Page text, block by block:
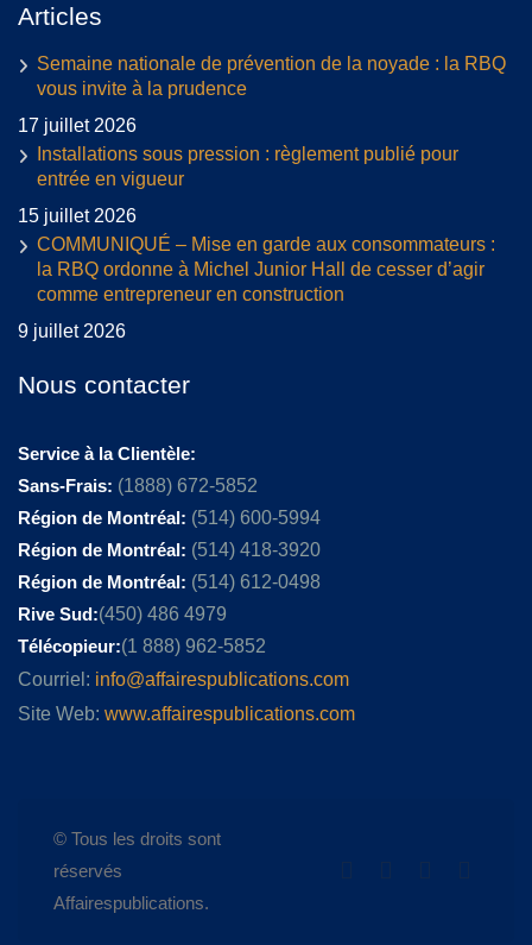
Articles
Semaine nationale de prévention de la noyade : la RBQ
vous invite à la prudence
17 juillet 2026
Installations sous pression : règlement publié pour
entrée en vigueur
15 juillet 2026
COMMUNIQUÉ – Mise en garde aux consommateurs :
la RBQ ordonne à Michel Junior Hall de cesser d’agir
comme entrepreneur en construction
9 juillet 2026
Nous contacter
Service à la Clientèle:
Sans-Frais: (1888) 672-5852
Région de Montréal: (514) 600-5994
Région de Montréal: (514) 418-3920
Région de Montréal: (514) 612-0498
Rive Sud:(450) 486 4979
Télécopieur:(1 888) 962-5852
Courriel: info@affairespublications.com
Site Web: www.affairespublications.com
© Tous les droits sont
réservés
Affairespublications.